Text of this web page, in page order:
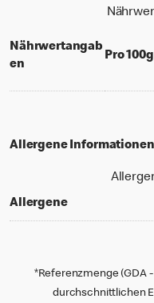
Nährwertangab
en
Pro 100g
Allergene Informationen
Allergene
*Referenzmenge (GDA
durchschnittlichen